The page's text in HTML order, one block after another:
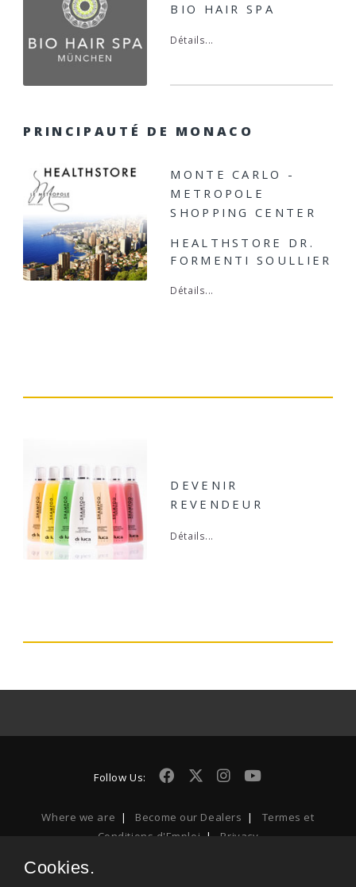
BIO HAIR SPA
Détails...
PRINCIPAUTÉ DE MONACO
MONTE CARLO -
METROPOLE
SHOPPING CENTER
HEALTHSTORE DR.
FORMENTI SOULLIER
Détails...
DEVENIR
REVENDEUR
Détails...
Follow Us:
Where we are | Become our Dealers | Termes et
Conditions d'Emploi | Privacy
Di Luca Milano is a Dilfam s.r.l. unipersonale registered trademark -
Cookies.